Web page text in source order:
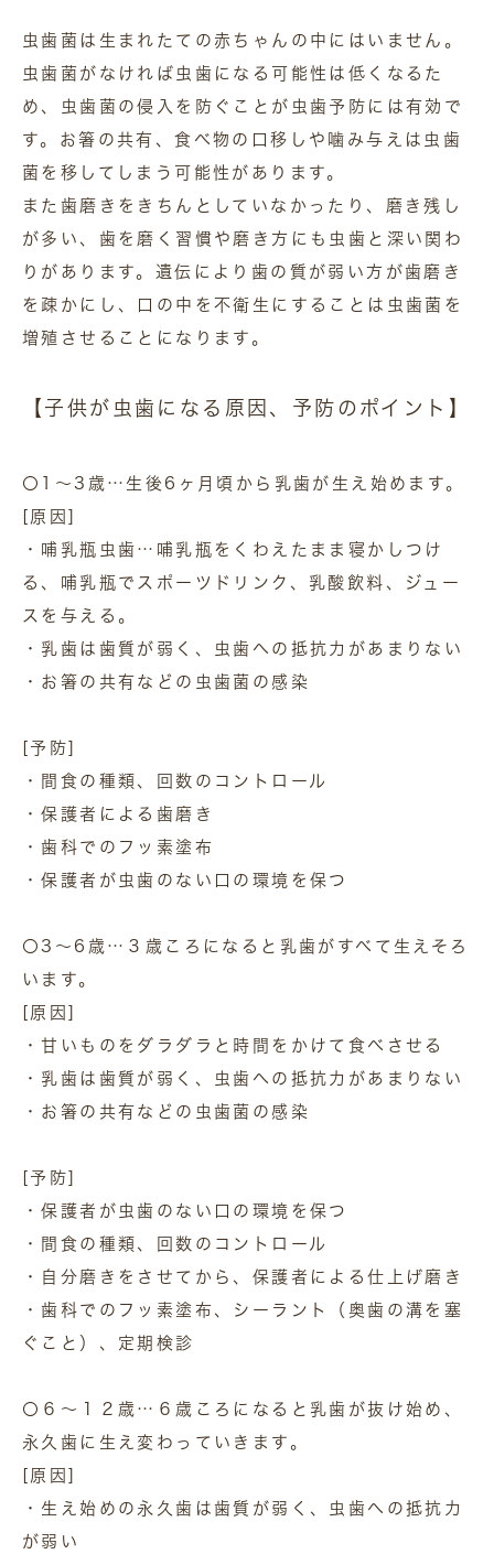
虫歯菌は生まれたての赤ちゃんの中にはいません。
虫歯菌がなければ虫歯になる可能性は低くなるた
め、虫歯菌の侵入を防ぐことが虫歯予防には有効で
す。お箸の共有、食べ物の口移しや噛み与えは虫歯
菌を移してしまう可能性があります。
また歯磨きをきちんとしていなかったり、磨き残し
が多い、歯を磨く習慣や磨き方にも虫歯と深い関わ
りがあります。遺伝により歯の質が弱い方が歯磨き
を疎かにし、口の中を不衛生にすることは虫歯菌を
増殖させることになります。
【子供が虫歯になる原因、予防のポイント】
〇1～3歳…生後6ヶ月頃から乳歯が生え始めます。
[原因]
・哺乳瓶虫歯…哺乳瓶をくわえたまま寝かしつけ
る、哺乳瓶でスポーツドリンク、乳酸飲料、ジュー
スを与える。
・乳歯は歯質が弱く、虫歯への抵抗力があまりない
・お箸の共有などの虫歯菌の感染
[予防]
・間食の種類、回数のコントロール
・保護者による歯磨き
・歯科でのフッ素塗布
・保護者が虫歯のない口の環境を保つ
〇3～6歳…３歳ころになると乳歯がすべて生えそろ
います。
[原因]
・甘いものをダラダラと時間をかけて食べさせる
・乳歯は歯質が弱く、虫歯への抵抗力があまりない
・お箸の共有などの虫歯菌の感染
[予防]
・保護者が虫歯のない口の環境を保つ
・間食の種類、回数のコントロール
・自分磨きをさせてから、保護者による仕上げ磨き
・歯科でのフッ素塗布、シーラント（奥歯の溝を塞
ぐこと）、定期検診
〇６～１２歳…６歳ころになると乳歯が抜け始め、
永久歯に生え変わっていきます。
[原因]
・生え始めの永久歯は歯質が弱く、虫歯への抵抗力
が弱い